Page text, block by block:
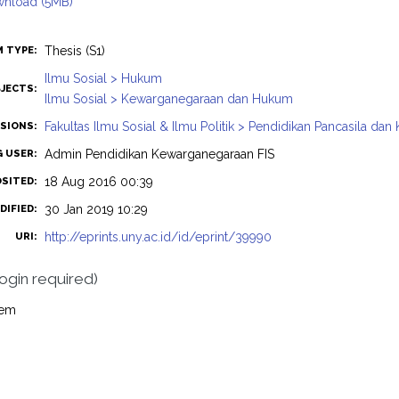
TYPE: Thesis (S1)
Ilmu Sosial > Hukum
Ilmu Sosial > Kewarganegaraan dan Hukum
Fakultas Ilmu Sosial & Ilmu Politik > Pendidikan Pancasila dan
USER: Admin Pendidikan Kewarganegaraan FIS
18 Aug 2016 00:39
30 Jan 2019 10:29
URI: http://eprints.uny.ac.id/id/eprint/39990
required)